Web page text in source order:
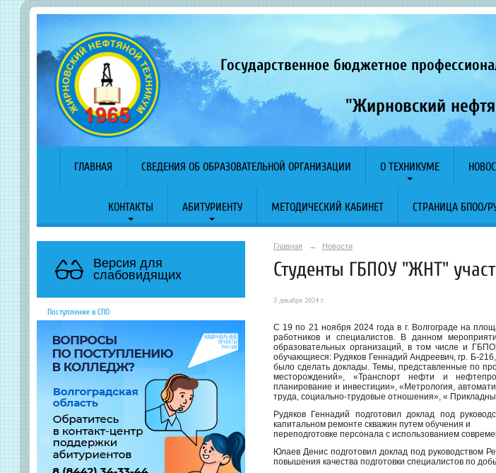
Государственное бюджетное
"Жирновский
ГЛАВНАЯ СВЕДЕНИЯ ОБ ОБРАЗОВАТЕЛЬНОЙ ОРГАНИЗАЦИИ О ТЕХНИКУМЕ
КОНТАКТЫ АБИТУРИЕНТУ МЕТОДИЧЕСКИЙ КАБИНЕТ СТРАНИЦА БПОО/
Версия для
слабовидящих
Поступление в СПО
Главная → Новости
Студенты ГБПОУ "ЖНТ"
3 декабря 2024 г.
С 19 по 21 ноября 2024 года в г. Волгограде на
работников и специалистов. В данном
образовательных организаций, в том числе и
обучающиеся: Рудяков Геннадий Андреевич, гр. Б-
было сделать доклады. Темы, представленные по
месторождений», «Транспорт нефти и
планирование и инвестиции», «Метрология,
труда, социально-трудовые отношения», «
Рудяков Геннадий подготовил доклад под
капитальном ремонте скважин путем обучения и
переподготовке персонала с использованием
Юлаев Денис подготовил доклад под руководством
повышения качества подготовки специалистов по